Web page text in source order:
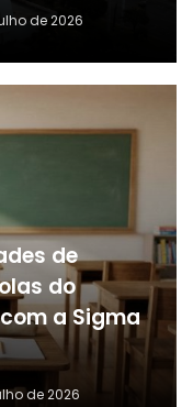
de 2026
de
do
a Sigma
de 2026